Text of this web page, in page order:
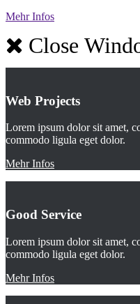
Mehr Infos
Close
Web Projects
Lorem ipsum dolor sit amet,
commodo ligula eget dolor.
Mehr Infos
Good Service
Lorem ipsum dolor sit amet,
commodo ligula eget dolor.
Mehr Infos